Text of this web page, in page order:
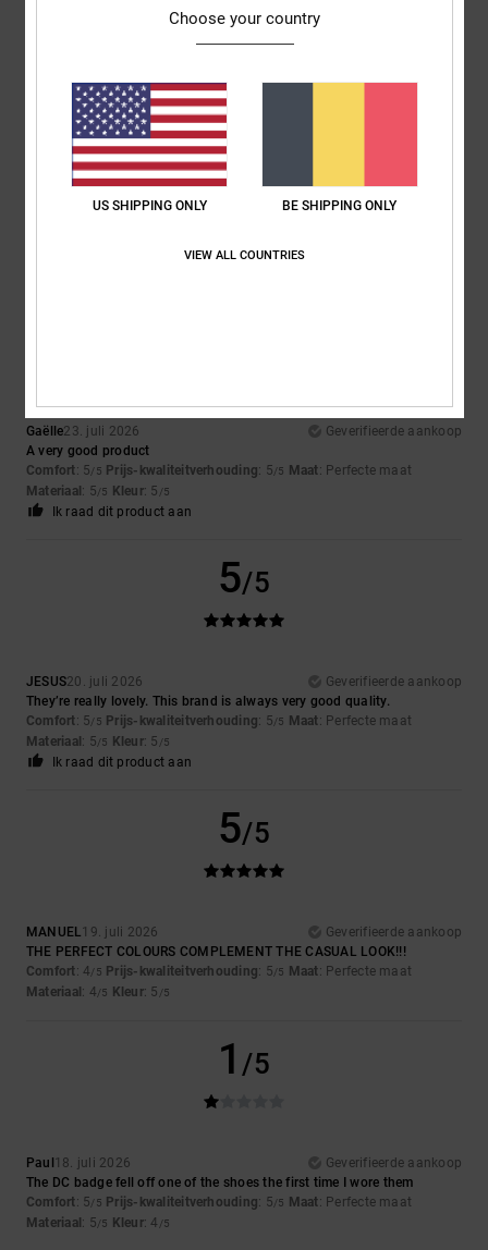
5
26. juli 2026
Geverifieerde aankoop
Gaëlle23. juli 2026
Geverifieerde aankoop
A very good product
Comfort: 5/5 Prijs-kwaliteitverhouding: 5/5 Maat: Perfecte maat
Materiaal: 5/5 Kleur: 5 /5
Ik raad dit product aan
5/5
JESUS20. juli 2026
Geverifieerde aankoop
They’re really lovely. This brand is always very good quality.
Comfort: 5/5 Prijs-kwaliteitverhouding: 5/5 Maat: Perfecte maat
Materiaal: 5/5 Kleur: 5 /5
Ik raad dit product aan
5/5
MANUEL 19. juli 2026
Geverifieerde aankoop
THE PERFECT COLOURS COMPLEMENT THE CASUAL LOOK!!!
Comfort: 4/5 Prijs-kwaliteitverhouding: 5/5 Maat: Perfecte maat
Materiaal: 4/5 Kleur: 5 /5
1 /5
Paul18. juli 2026
Geverifieerde aankoop
The DC badge fell off one of the shoes the first time I wore them
Comfort: 5/5 Prijs-kwaliteitverhouding: 5/5 Maat: Perfecte maat
Materiaal: 5/5 Kleur: 4 /5
Choose your country
US SHIPPING ONLY BE SHIPPING ONLY
VIEW ALL COUNTRIES